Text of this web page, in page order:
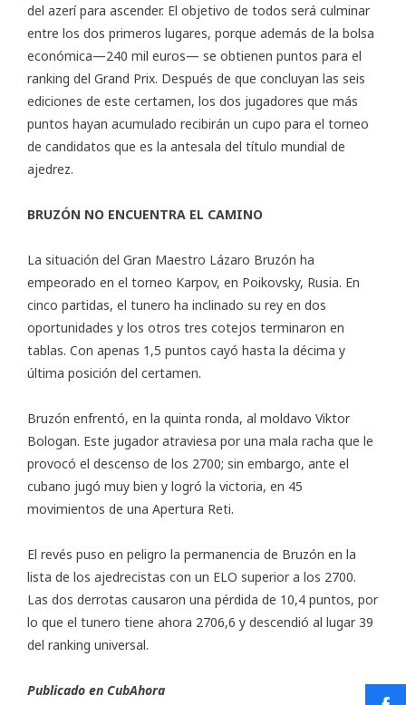
del azerí para ascender. El objetivo de todos será culminar
entre los dos primeros lugares, porque además de la bolsa
económica—240 mil euros— se obtienen puntos para el
ranking del Grand Prix. Después de que concluyan las seis
ediciones de este certamen, los dos jugadores que más
puntos hayan acumulado recibirán un cupo para el torneo
de candidatos que es la antesala del título mundial de
ajedrez.
BRUZÓN NO ENCUENTRA EL CAMINO
La situación del Gran Maestro Lázaro Bruzón ha
empeorado en el torneo Karpov, en Poikovsky, Rusia. En
cinco partidas, el tunero ha inclinado su rey en dos
oportunidades y los otros tres cotejos terminaron en
tablas. Con apenas 1,5 puntos cayó hasta la décima y
última posición del certamen.
Bruzón enfrentó, en la quinta ronda, al moldavo Viktor
Bologan. Este jugador atraviesa por una mala racha que le
provocó el descenso de los 2700; sin embargo, ante el
cubano jugó muy bien y logró la victoria, en 45
movimientos de una Apertura Reti.
El revés puso en peligro la permanencia de Bruzón en la
lista de los ajedrecistas con un ELO superior a los 2700.
Las dos derrotas causaron una pérdida de 10,4 puntos, por
lo que el tunero tiene ahora 2706,6 y descendió al lugar 39
del ranking universal.
Publicado en CubAhora